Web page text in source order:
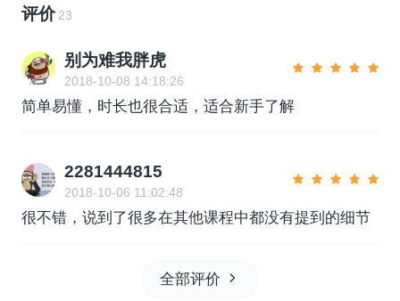
评价 23
别为难我胖虎
2018-10-08 14:18:26
简单易懂，时长也很合适，适合新手了解
2281444815
2018-10-06 11:02:48
很不错，说到了很多在其他课程中都没有提到的细节
全部评价